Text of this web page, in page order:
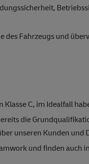
des Fahrzeugs und
C, im Idealfall
die
unseren Kunden und
und finden auch